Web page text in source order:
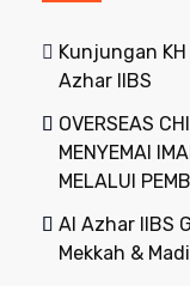
Kunjungan
Azhar IIBS
OVERSEAS
MENYEMAI
MELALUI
Al Azhar IIBS
Mekkah &